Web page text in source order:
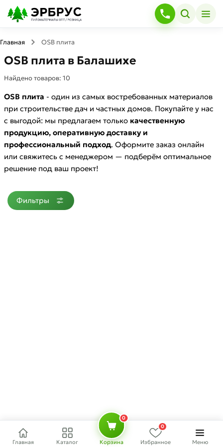
Главная Каталог
0
Корзина Избранное
0
Меню
Главная OSB плита
OSB плита в Балашихе
Найдено товаров: 10
OSB плита - один из самых востребованных материалов
при строительстве дач и частных домов. Покупайте у нас
с выгодой: мы предлагаем только качественную
продукцию, оперативную доставку и
профессиональный подход. Оформите заказ онлайн
или свяжитесь с менеджером — подберём оптимальное
решение под ваш проект!
Фильтры